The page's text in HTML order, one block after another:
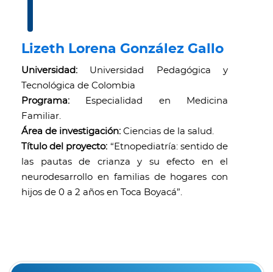
Lizeth Lorena González Gallo
Universidad: Universidad Pedagógica y
Tecnológica de Colombia
Programa: Especialidad en Medicina
Familiar.
Área de investigación: Ciencias de la salud.
Título del proyecto: “Etnopediatría: sentido de
las pautas de crianza y su efecto en el
neurodesarrollo en familias de hogares con
hijos de 0 a 2 años en Toca Boyacá”.